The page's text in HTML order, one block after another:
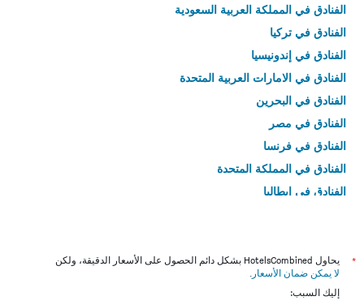
الفنادق في المملكة العربية السعودية
الفنادق في تركيا
الفنادق في إندونيسيا
الفنادق في الامارات العربية المتحدة
الفنادق في البحرين
الفنادق في مصر
الفنادق في فرنسا
الفنادق في المملكة المتحدة
الفنادق في إيطاليا
*
يحاول HotelsCombined بشكل دائم الحصول على الأسعار الدقيقة، ولكن
لا يمكن ضمان الأسعار .
إليك السبب: